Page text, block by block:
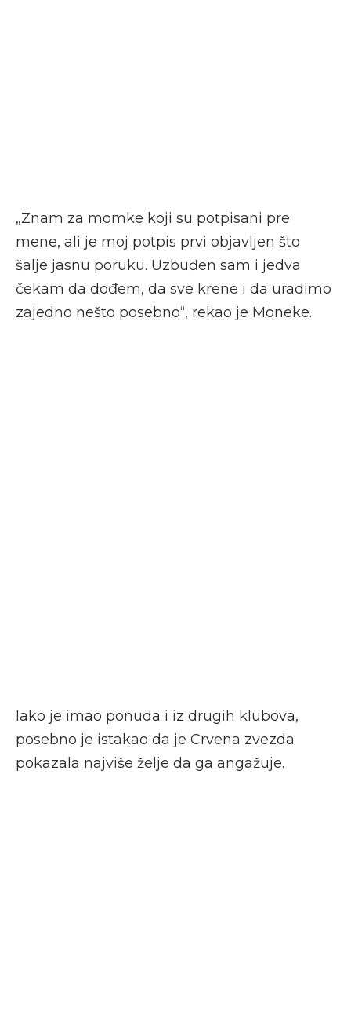
„Znam za momke koji su potpisani pre
mene, ali je moj potpis prvi objavljen što
šalje jasnu poruku. Uzbuđen sam i jedva
čekam da dođem, da sve krene i da uradimo
zajedno nešto posebno“, rekao je Moneke.
Iako je imao ponuda i iz drugih klubova,
posebno je istakao da je Crvena zvezda
pokazala najviše želje da ga angažuje.